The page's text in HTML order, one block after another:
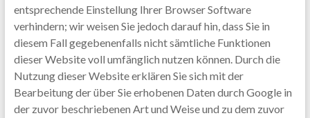
entsprechende Einstellung Ihrer Browser Software
verhindern; wir weisen Sie jedoch darauf hin, dass Sie in
diesem Fall gegebenenfalls nicht sämtliche Funktionen
dieser Website voll umfänglich nutzen können. Durch die
Nutzung dieser Website erklären Sie sich mit der
Bearbeitung der über Sie erhobenen Daten durch Google in
der zuvor beschriebenen Art und Weise und zu dem zuvor